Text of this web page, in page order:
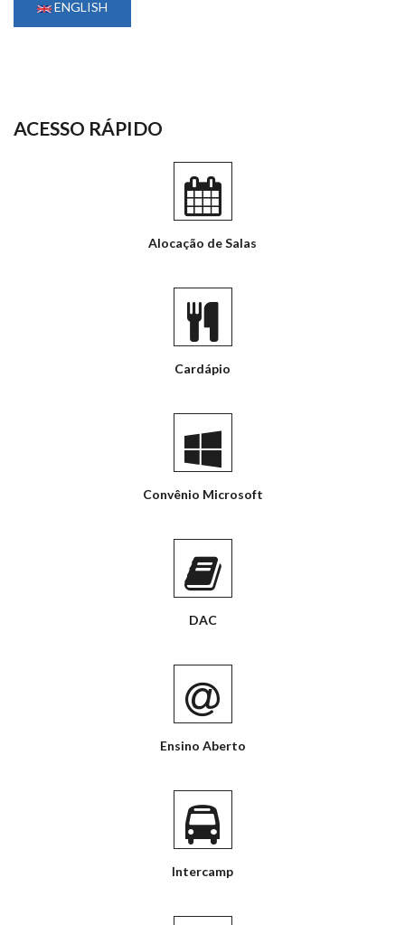
ENGLISH
ACESSO RÁPIDO
Alocação de Salas
Cardápio
Convênio Microsoft
DAC
Ensino Aberto
Intercamp